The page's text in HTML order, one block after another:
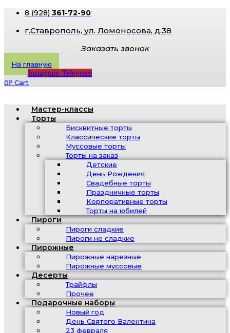
8 (928) 361-72-90
г.Ставрополь, ​ул. Ломоносова, д.38
Заказать звонок
На главную
Instagram Telegram
0Р Cart
Мастер-классы
Торты
Бисквитные торты
Классические торты
Муссовые торты
Торты на заказ
Детские
День Рождения
Свадебные торты
Праздничные торты
Корпоративные торты
Торты на юбилей
Пироги
Пироги сладкие
Пироги не сладкие
Пирожные
Пирожные нарезные
Пирожные муссовые
Десерты
Трайфлы
Прочее
Подарочные наборы
Новый год
День Святого Валентина
23 февраля